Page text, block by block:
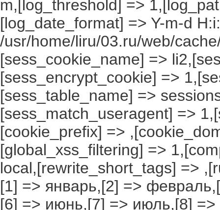
m,[log_threshold] =>
[log_date_format] => Y-m-d
/usr/home/liru/03.ru/web/
[sess_cookie_name] =>
[sess_encrypt_cookie] =>
[sess_table_name] =>
[sess_match_useragent] =>
[cookie_prefix] =>
[global_xss_filtering] =>
local,[rewrite_short_tags] =>
[1] => январь,[2] =>
[6] => июнь,[7] => июль,[8] =>